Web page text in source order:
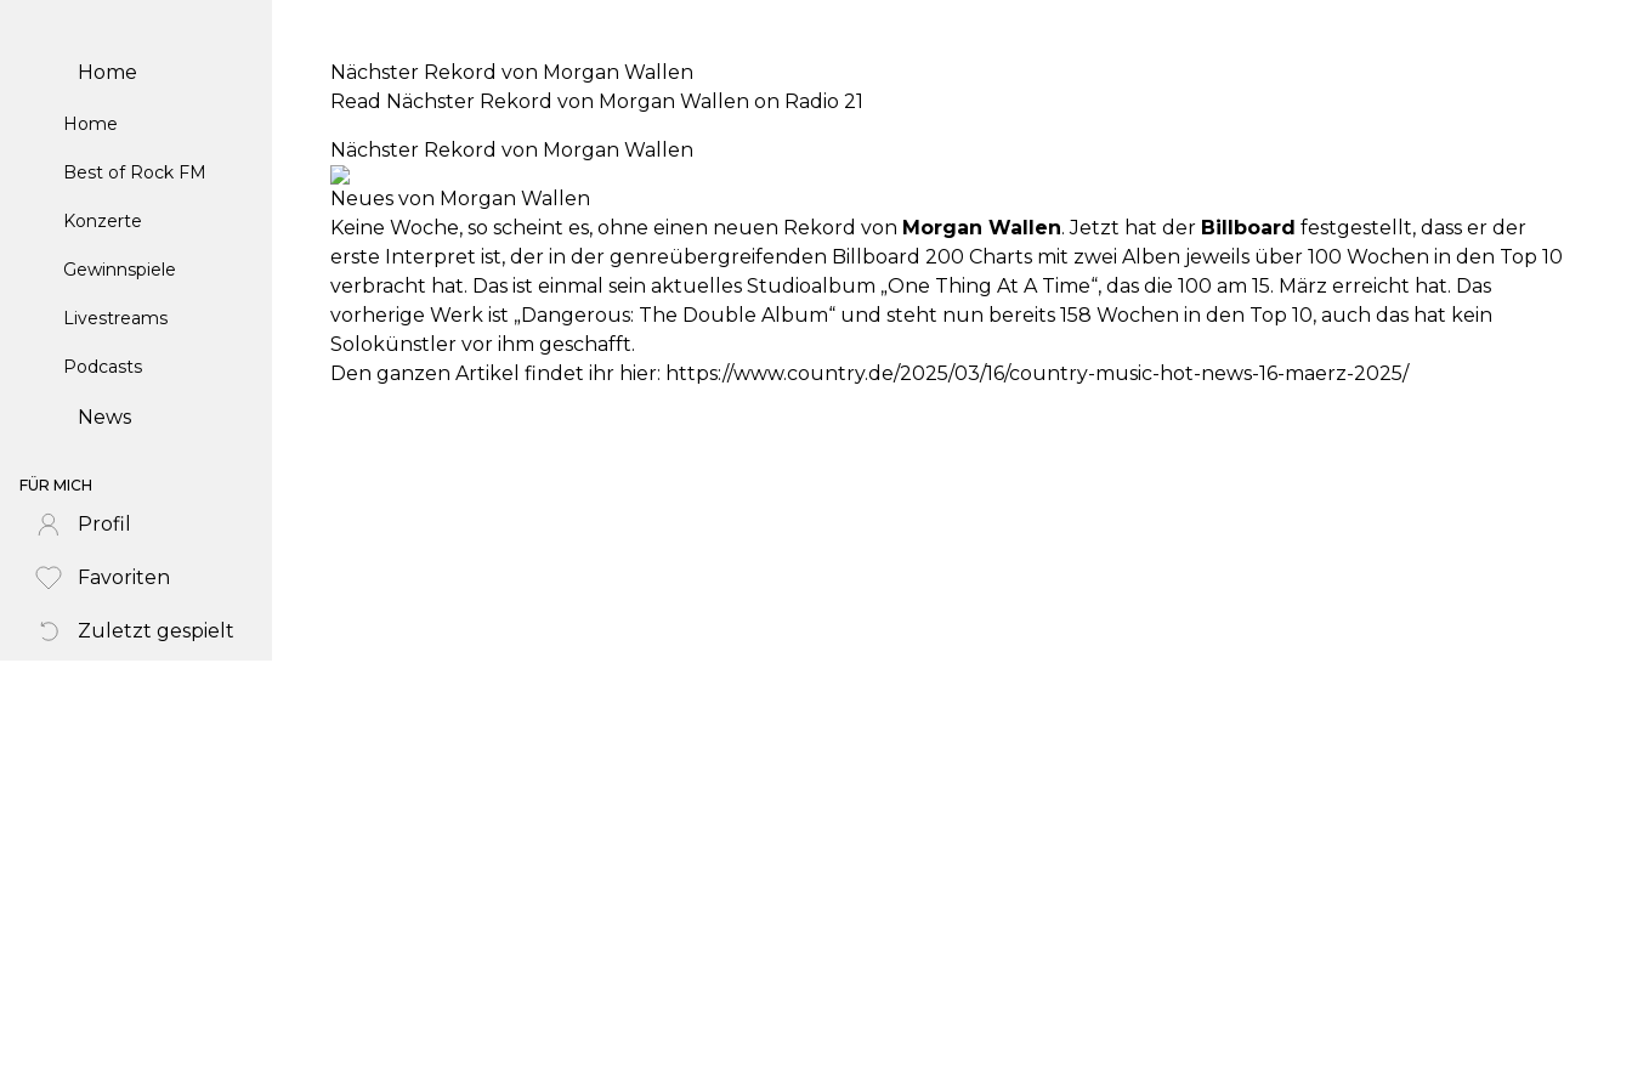
Home
Home
Best of Rock FM
Konzerte
Gewinnspiele
Livestreams
Podcasts
News
FÜR MICH
Profil
Favoriten
Zuletzt gespielt
Nächster Rekord von Morgan Wallen
Read Nächster Rekord von Morgan Wallen on Radio 21
Nächster Rekord von Morgan Wallen
Neues von Morgan Wallen
Keine Woche, so scheint es, ohne einen neuen Rekord von Morgan Wallen. Jetzt hat der Billboard festgestellt, dass er der
erste Interpret ist, der in der genreübergreifenden Billboard 200 Charts mit zwei Alben jeweils über 100 Wochen in den Top 10
verbracht hat. Das ist einmal sein aktuelles Studioalbum „One Thing At A Time“, das die 100 am 15. März erreicht hat. Das
vorherige Werk ist „Dangerous: The Double Album“ und steht nun bereits 158 Wochen in den Top 10, auch das hat kein
Solokünstler vor ihm geschafft.
Den ganzen Artikel findet ihr hier: https://www.country.de/2025/03/16/country-music-hot-news-16-maerz-2025/